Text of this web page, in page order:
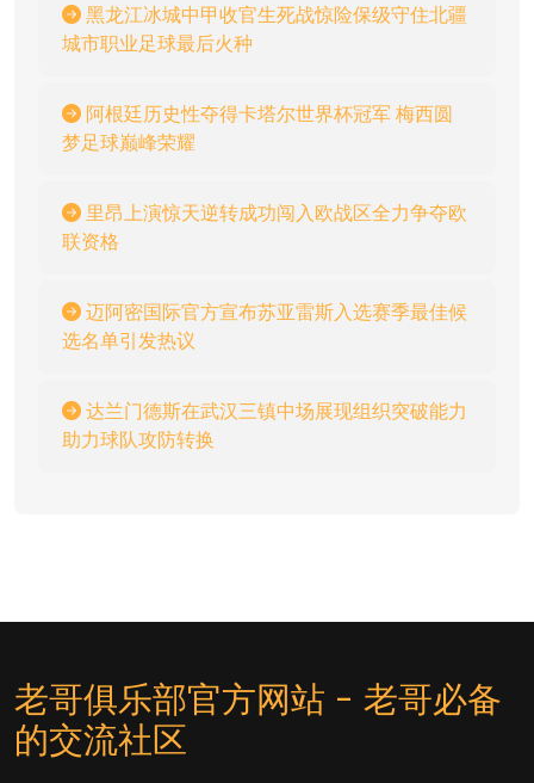
黑龙江冰城中甲收官生死战惊险保级守住北疆
城市职业足球最后火种
阿根廷历史性夺得卡塔尔世界杯冠军 梅西圆
梦足球巅峰荣耀
里昂上演惊天逆转成功闯入欧战区全力争夺欧
联资格
迈阿密国际官方宣布苏亚雷斯入选赛季最佳候
选名单引发热议
达兰门德斯在武汉三镇中场展现组织突破能力
助力球队攻防转换
老哥俱乐部官方网站 - 老哥必备
的交流社区